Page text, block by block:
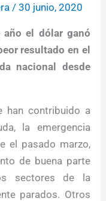
/30 junio, 2020
año el dólar ganó
resultado en el
nacional desde
han contribuido a
la emergencia
el pasado marzo,
de buena parte
sectores de la
parados. Otros